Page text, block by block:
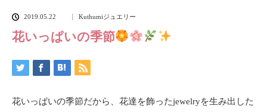
2019.05.22 Kuthumiジュエリー
花いっぱいの季節
花いっぱいの季節だから、花達を飾ったjewelryを生み出した